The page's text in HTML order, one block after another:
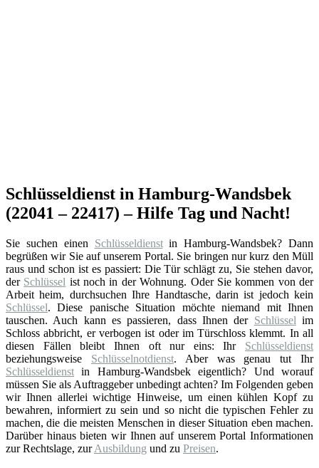
Schlüsseldienst in Hamburg-Wandsbek
(22041 – 22417) – Hilfe Tag und Nacht!
Sie suchen einen Schlüsseldienstin Hamburg-Wandsbek? Dann
begrüßen wir Sie auf unserem Portal. Sie bringen nur kurz den Müll
raus und schon ist es passiert: Die Tür schlägt zu, Sie stehen davor,
der Schlüssel ist noch in der Wohnung. Oder Sie kommen von der
Arbeit heim, durchsuchen Ihre Handtasche, darin ist jedoch kein
Schlüssel. Diese panische Situation möchte niemand mit Ihnen
tauschen. Auch kann es passieren, dass Ihnen der Schlüssel im
Schloss abbricht, er verbogen ist oder im Türschloss klemmt. In all
diesen Fällen bleibt Ihnen oft nur eins: Ihr Schlüsseldienst
beziehungsweise Schlüsselnotdienst. Aber was genau tut Ihr
Schlüsseldienst in Hamburg-Wandsbek eigentlich? Und worauf
müssen Sie als Auftraggeber unbedingt achten? Im Folgenden geben
wir Ihnen allerlei wichtige Hinweise, um einen kühlen Kopf zu
bewahren, informiert zu sein und so nicht die typischen Fehler zu
machen, die die meisten Menschen in dieser Situation eben machen.
Darüber hinaus bieten wir Ihnen auf unserem Portal Informationen
zur Rechtslage, zurAusbildung und zu Preisen.